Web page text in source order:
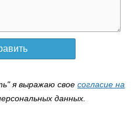
я выражаю своесогласие на
данных.